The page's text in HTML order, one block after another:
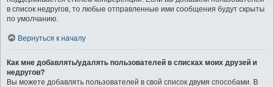
в список недругов, то любые отправленные ими сообщения будут скрыты
по умолчанию.
Вернуться к началу
Как мне добавлять/удалять пользователей в списках моих друзей и
недругов?
Вы можете добавлять пользователей в свой список двумя способами. В